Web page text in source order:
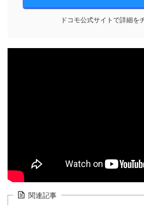
ドコモ公式サイトで詳細を
関連記事